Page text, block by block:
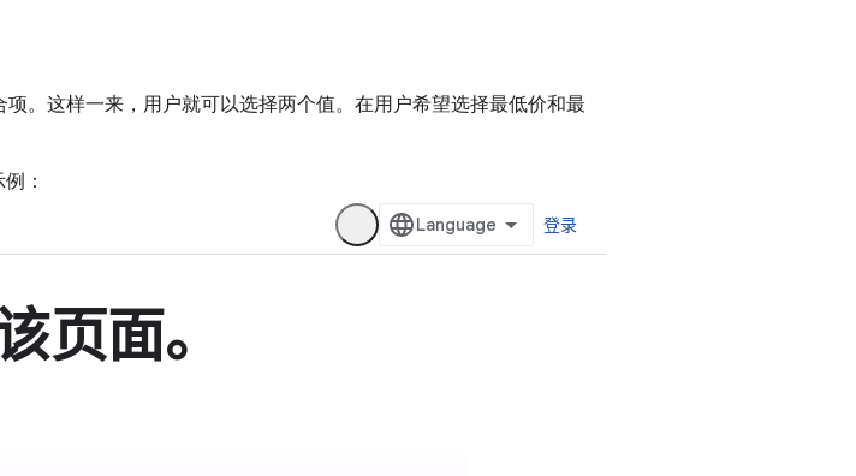
项。这样一来，用户就可以选择两个值。在用户希望选择最低价和最
：